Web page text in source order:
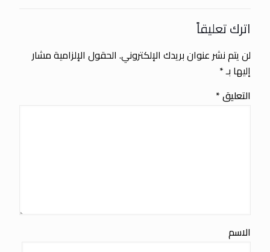
اترك تعليقاً
لن يتم نشر عنوان بريدك الإلكتروني. الحقول الإلزامية مشار
إليها بـ*
التعليق*
الاسم